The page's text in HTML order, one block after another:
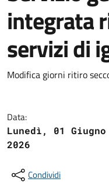
integrata
servizi di
Modifica giorni ritiro
Data:
Lunedì, 01 Giugno
2026
Condividi